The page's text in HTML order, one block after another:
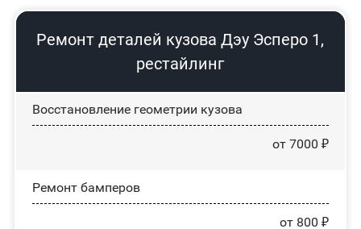
Ремонт деталей кузова Дэу Эсперо 1,
рестайлинг
Восстановление геометрии кузова
от 7000 ₽
Ремонт бамперов
от 800 ₽